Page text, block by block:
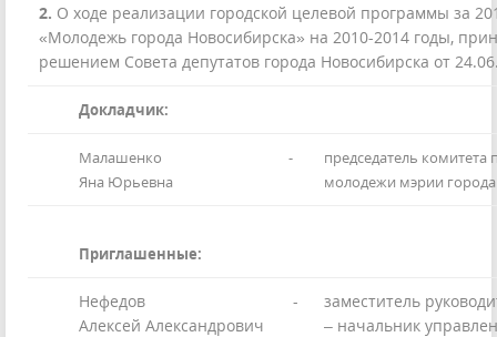
2. О ходе реализации городской целевой программы за
«Молодежь города Новосибирска» на 2010-2014 годы,
решением Совета депутатов города Новосибирска от
Докладчик:
Малашенко
Яна Юрьевна
-
председатель комитета
молодежи мэрии
Приглашенные:
Нефедов
Алексей Александрович
-
заместитель
– начальник